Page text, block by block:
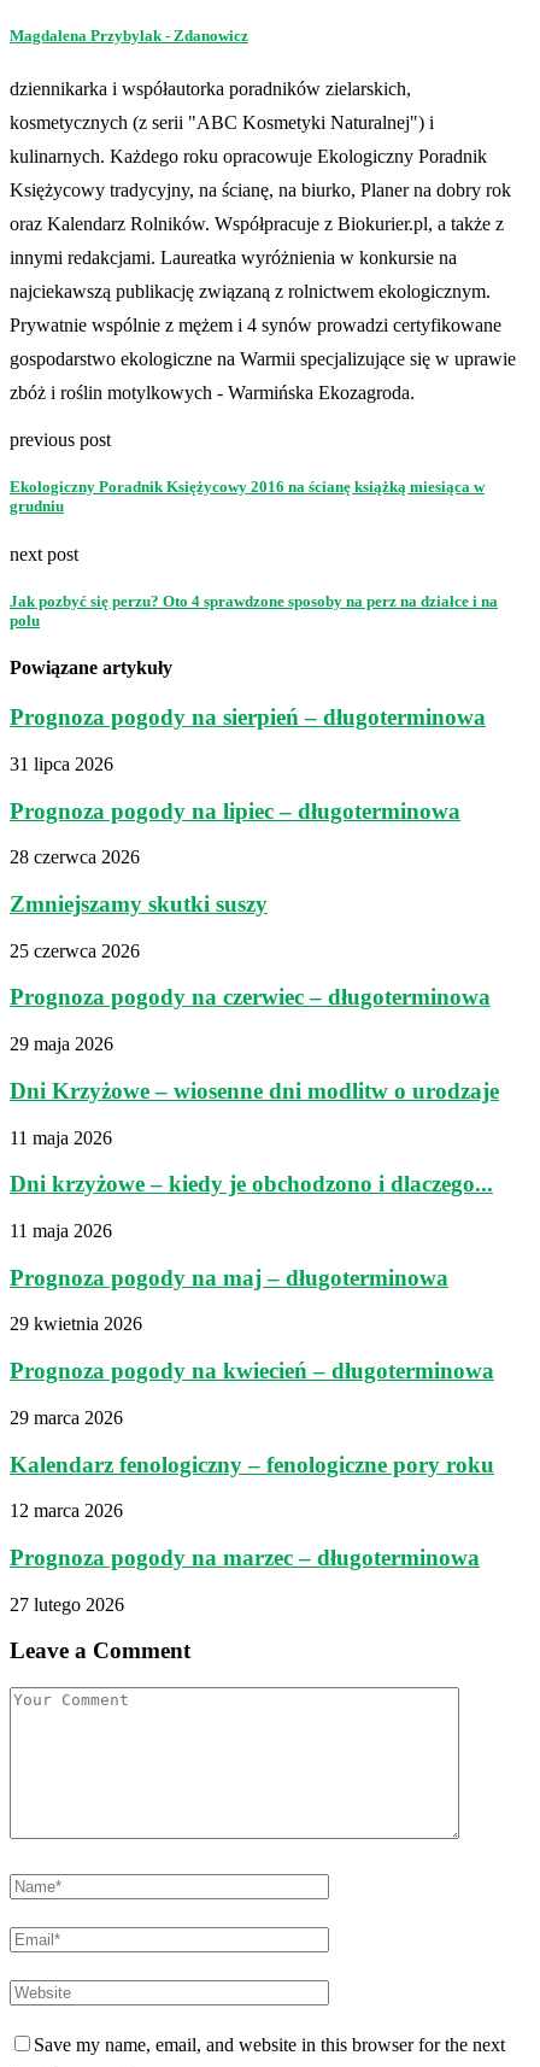
Magdalena Przybylak - Zdanowicz
dziennikarka i współautorka poradników zielarskich,
kosmetycznych (z serii "ABC Kosmetyki Naturalnej") i
kulinarnych. Każdego roku opracowuje Ekologiczny Poradnik
Księżycowy tradycyjny, na ścianę, na biurko, Planer na dobry rok
oraz Kalendarz Rolników. Współpracuje z Biokurier.pl, a także z
innymi redakcjami. Laureatka wyróżnienia w konkursie na
najciekawszą publikację związaną z rolnictwem ekologicznym.
Prywatnie wspólnie z mężem i 4 synów prowadzi certyfikowane
gospodarstwo ekologiczne na Warmii specjalizujące się w uprawie
zbóż i roślin motylkowych - Warmińska Ekozagroda.
previous post
Ekologiczny Poradnik Księżycowy 2016 na ścianę książką miesiąca w
grudniu
next post
Jak pozbyć się perzu? Oto 4 sprawdzone sposoby na perz na działce i na
polu
Powiązane artykuły
Prognoza pogody na sierpień – długoterminowa
31 lipca 2026
Prognoza pogody na lipiec – długoterminowa
28 czerwca 2026
Zmniejszamy skutki suszy
25 czerwca 2026
Prognoza pogody na czerwiec – długoterminowa
29 maja 2026
Dni Krzyżowe – wiosenne dni modlitw o urodzaje
11 maja 2026
Dni krzyżowe – kiedy je obchodzono i dlaczego...
11 maja 2026
Prognoza pogody na maj – długoterminowa
29 kwietnia 2026
Prognoza pogody na kwiecień – długoterminowa
29 marca 2026
Kalendarz fenologiczny – fenologiczne pory roku
12 marca 2026
Prognoza pogody na marzec – długoterminowa
27 lutego 2026
Leave a Comment
Save my name, email, and website in this browser for the next